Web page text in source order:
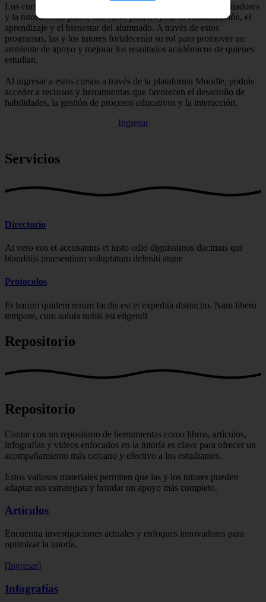
Los cursos para tutores, que incluyen la formación de coordinadores
y la tutoría entre pares, son clave para mejorar la comunicación, el
aprendizaje y el bienestar del alumnado. A través de estos
programas, las y los tutores fortalecerán su rol para promover un
ambiente de apoyo y mejorar los resultados académicos de quienes
estudian.
Al ingresar a estos cursos a través de la plataforma Moodle, podrás
acceder a recursos y herramientas que favorecen el desarrollo de
habilidades, la gestión de procesos educativos y la interacción.
Ingresar
Servicios
Directorio
At vero eos et accusamus et iusto odio dignissimos ducimus qui
blanditiis praesentium voluptatum deleniti atque
Protocolos
Et harum quidem rerum facilis est et expedita distinctio. Nam libero
tempore, cum soluta nobis est eligendi
Repositorio
Repositorio
Contar con un repositorio de herramientas como libros, artículos,
infografías y videos enfocados en la tutoría es clave para ofrecer un
acompañamiento más cercano y efectivo a los estudiantes.
Estos valiosos materiales permiten que las y los tutores pueden
adaptar sus estrategias y brindar un apoyo más completo.
Artículos
Encuentra investigaciones actuales y enfoques innovadores para
optimizar la tutoría.
[Ingresar]
Infografías